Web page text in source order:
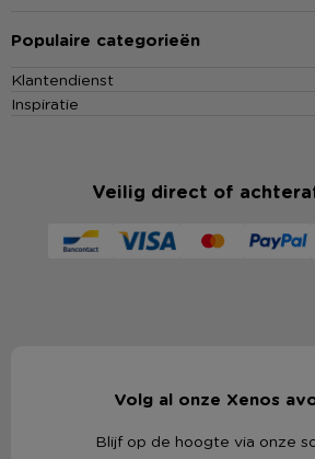
Populaire categorieën
Klantendienst
Inspiratie
Veilig direct of
Volg al onze Xenos
Blijf op de hoogte via onze